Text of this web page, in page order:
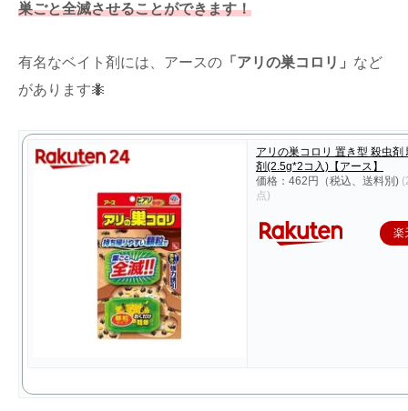
巣ごと全滅させることができます！
有名なベイト剤には、アースの 「アリの巣コロリ」 など
があります🐜
アリの巣コロリ 置き型 殺虫剤
剤(2.5g*2コ入)【アース】
価格：462円（税込、送料別)
点)
楽